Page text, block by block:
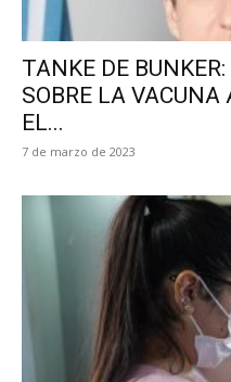
TANKE DE
SOBRE LA
EL...
7 de marzo de 2023